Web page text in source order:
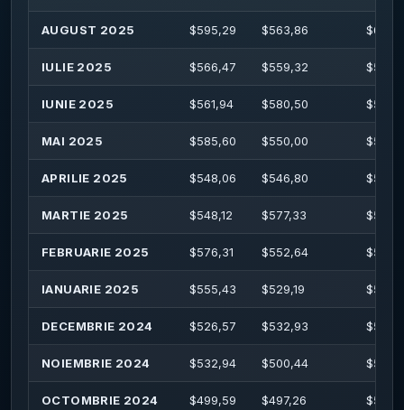
AUGUST 2025 $595,29 $563,86 $
IULIE 2025 $566,47 $559,32 $
IUNIE 2025 $561,94 $580,50 $
MAI 2025 $585,60 $550,00 $
APRILIE 2025 $548,06 $546,80 $
MARTIE 2025 $548,12 $577,33 $
FEBRUARIE 2025 $576,31 $552,64 $
IANUARIE 2025 $555,43 $529,19 $
DECEMBRIE 2024 $526,57 $532,93 $
NOIEMBRIE 2024 $532,94 $500,44 $
OCTOMBRIE 2024 $499,59 $497,26 $